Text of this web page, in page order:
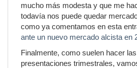
mucho más modesta y que me
todavía nos puede quedar
como ya comentamos en esta
ante un nuevo mercado alcista en
Finalmente, como suelen hacer
presentaciones trimestrales,